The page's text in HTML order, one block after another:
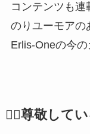
コンテンツも
のりユーモアの
Erlis-Oneの今の
🙇‍♂️尊敬して